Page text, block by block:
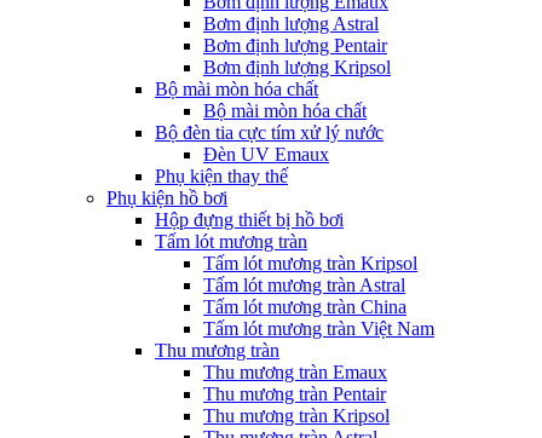
Bơm định lượng Astral
Bơm định lượng Pentair
Bơm định lượng Kripsol
Bộ mài mòn hóa chất
Bộ mài mòn hóa chất
Bộ đèn tia cực tím xử lý nước
Đèn UV Emaux
Phụ kiện thay thế
Phụ kiện hồ bơi
Hộp đựng thiết bị hồ bơi
Tấm lót mương tràn
Tấm lót mương tràn Kripsol
Tấm lót mương tràn Astral
Tấm lót mương tràn China
Tấm lót mương tràn Việt Nam
Thu mương tràn
Thu mương tràn Emaux
Thu mương tràn Pentair
Thu mương tràn Kripsol